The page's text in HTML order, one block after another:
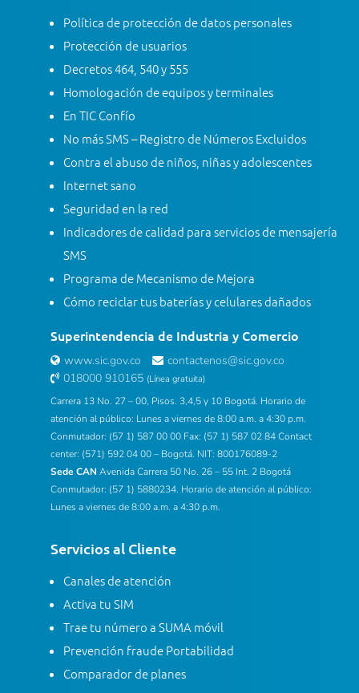
Política de protección de datos personales
Protección de usuarios
Decretos 464, 540 y 555
Homologación de equipos y terminales
En TIC Confío
No más SMS – Registro de Números Excluidos
Contra el abuso de niños, niñas y adolescentes
Internet sano
Seguridad en la red
Indicadores de calidad para servicios de mensajería
SMS
Programa de Mecanismo de Mejora
Cómo reciclar tus baterías y celulares dañados
Superintendencia de Industria y Comercio
www.sic.gov.co
contactenos@sic.gov.co
018000 910165 (Línea gratuita)
Carrera 13 No. 27 – 00, Pisos. 3,4,5 y 10 Bogotá. Horario de
atención al público: Lunes a viernes de 8:00 a.m. a 4:30 p.m.
Conmutador: (57 1) 587 00 00 Fax: (57 1) 587 02 84 Contact
center: (571) 592 04 00 – Bogotá. NIT: 800176089-2
Sede CAN Avenida Carrera 50 No. 26 – 55 Int. 2 Bogotá
Conmutador: (57 1) 5880234. Horario de atención al público:
Lunes a viernes de 8:00 a.m. a 4:30 p.m.
Servicios al Cliente
Canales de atención
Activa tu SIM
Trae tu número a SUMA móvil
Prevención fraude Portabilidad
Comparador de planes